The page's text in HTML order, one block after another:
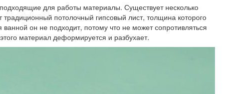
для работы материалы. Существует несколько
потолочный гипсовый лист, толщина которого
он не подходит, потому что не может сопротивляться
материал деформируется и разбухает.